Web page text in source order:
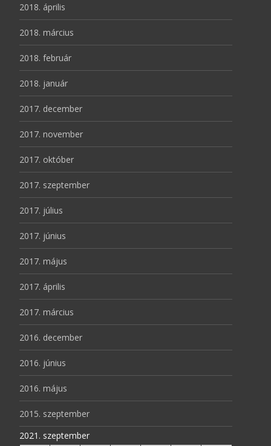
2018. április
2018. március
2018. február
2018. január
2017. december
2017. november
2017. október
2017. szeptember
2017. július
2017. június
2017. május
2017. április
2017. március
2016. december
2016. június
2016. május
2015. szeptember
2021. szeptember